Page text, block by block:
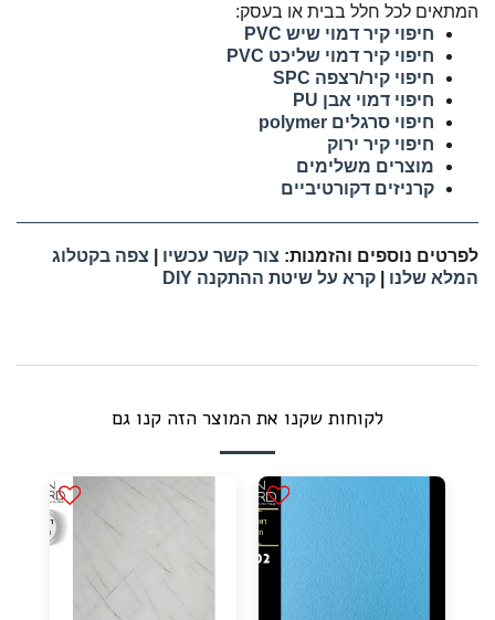
המתאים לכל חלל בבית או בעסק:
חיפוי קיר דמוי שיש PVC
חיפוי קיר דמוי שליכט PVC
חיפוי קיר/רצפה SPC
חיפוי דמוי אבן PU
חיפוי סרגלים polymer
חיפוי קיר ירוק
מוצרים משלימים
קרניזים דקורטיביים
לפרטים נוספים והזמנות: צור קשר עכשיו
צפה בקטלוג
המלא שלנו
קרא על שיטת ההתקנה DIY
לקוחות שקנו את המוצר הזה קנו גם